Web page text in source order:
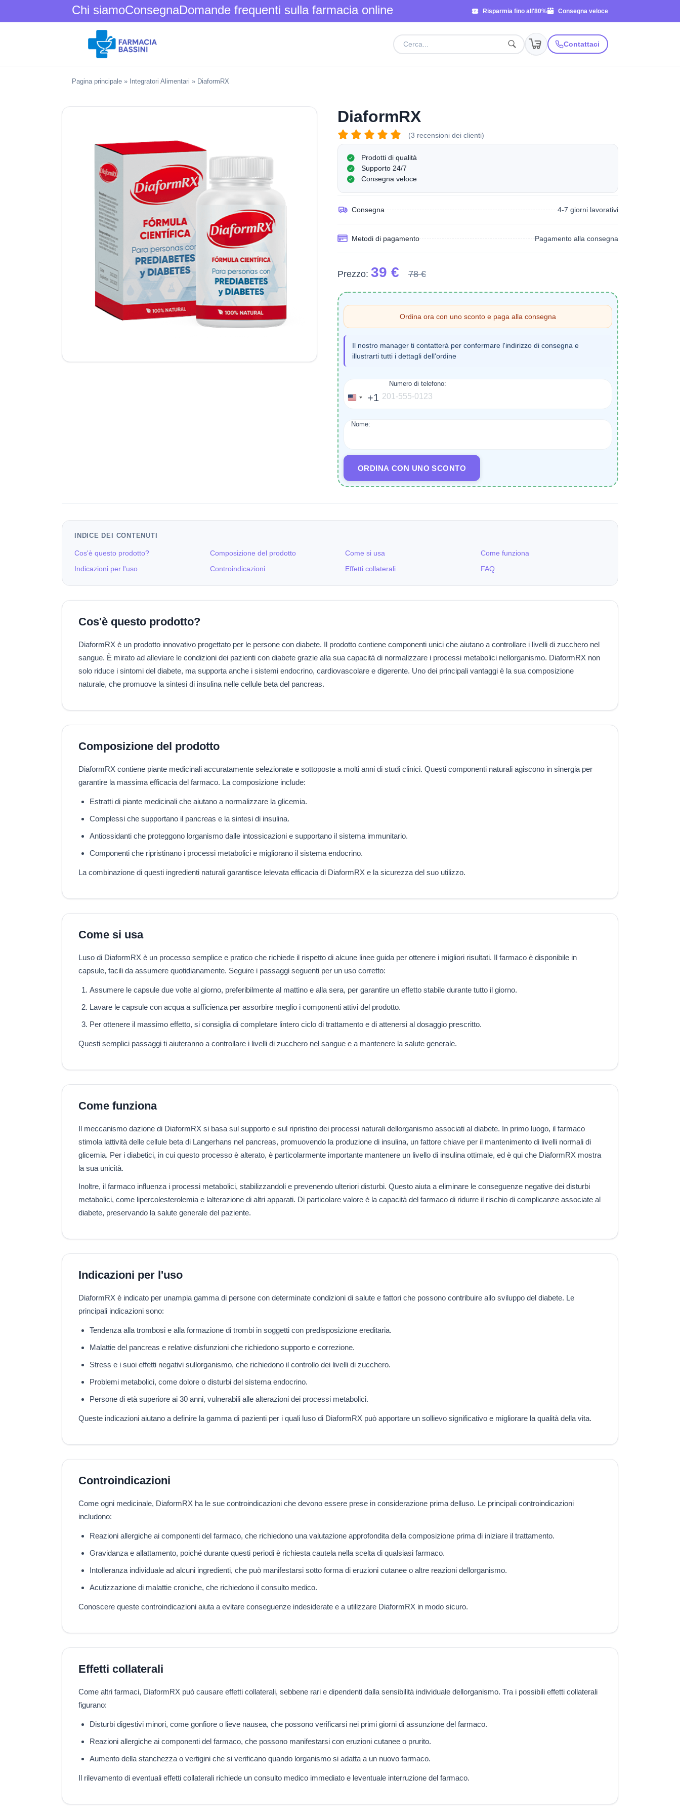
Chi siamoConsegnaDomande frequenti sulla farmacia online Risparmia fino all'80% Consegna veloce
Contattaci
Pagina principale » Integratori Alimentari » DiaformRX
DiaformRX
(3 recensioni dei clienti)
Prodotti di qualità
Supporto 24/7
Consegna veloce
Consegna 4-7 giorni lavorativi
Metodi di pagamento Pagamento alla consegna
Prezzo: 39 € 78 €
Ordina ora con uno sconto e paga alla consegna
Il nostro manager ti contatterà per confermare l'indirizzo di consegna e
illustrarti tutti i dettagli dell'ordine
Numero di telefono:
United
+1
+1
Nome:
ORDINA CON UNO SCONTO
INDICE DEI CONTENUTI
Cos'è questo prodotto? Composizione del prodotto Come si usa
Come funziona
Indicazioni per l'uso
Controindicazioni Effetti collaterali FAQ
Cos'è questo prodotto?
DiaformRX è un prodotto innovativo progettato per le persone con diabete. Il prodotto contiene componenti unici che aiutano a controllare i livelli di zucchero nel
sangue. È mirato ad alleviare le condizioni dei pazienti con diabete grazie alla sua capacità di normalizzare i processi metabolici nellorganismo. DiaformRX non
solo riduce i sintomi del diabete, ma supporta anche i sistemi endocrino, cardiovascolare e digerente. Uno dei principali vantaggi è la sua composizione
naturale, che promuove la sintesi di insulina nelle cellule beta del pancreas.
Composizione del prodotto
DiaformRX contiene piante medicinali accuratamente selezionate e sottoposte a molti anni di studi clinici. Questi componenti naturali agiscono in sinergia per
garantire la massima efficacia del farmaco. La composizione include:
Estratti di piante medicinali che aiutano a normalizzare la glicemia.
Complessi che supportano il pancreas e la sintesi di insulina.
Antiossidanti che proteggono lorganismo dalle intossicazioni e supportano il sistema immunitario.
Componenti che ripristinano i processi metabolici e migliorano il sistema endocrino.
La combinazione di questi ingredienti naturali garantisce lelevata efficacia di DiaformRX e la sicurezza del suo utilizzo.
Come si usa
Luso di DiaformRX è un processo semplice e pratico che richiede il rispetto di alcune linee guida per ottenere i migliori risultati. Il farmaco è disponibile in
capsule, facili da assumere quotidianamente. Seguire i passaggi seguenti per un uso corretto:
Assumere le capsule due volte al giorno, preferibilmente al mattino e alla sera, per garantire un effetto stabile durante tutto il giorno.
Lavare le capsule con acqua a sufficienza per assorbire meglio i componenti attivi del prodotto.
Per ottenere il massimo effetto, si consiglia di completare lintero ciclo di trattamento e di attenersi al dosaggio prescritto.
Questi semplici passaggi ti aiuteranno a controllare i livelli di zucchero nel sangue e a mantenere la salute generale.
Come funziona
Il meccanismo dazione di DiaformRX si basa sul supporto e sul ripristino dei processi naturali dellorganismo associati al diabete. In primo luogo, il farmaco
stimola lattività delle cellule beta di Langerhans nel pancreas, promuovendo la produzione di insulina, un fattore chiave per il mantenimento di livelli normali di
glicemia. Per i diabetici, in cui questo processo è alterato, è particolarmente importante mantenere un livello di insulina ottimale, ed è qui che DiaformRX mostra
la sua unicità.
Inoltre, il farmaco influenza i processi metabolici, stabilizzandoli e prevenendo ulteriori disturbi. Questo aiuta a eliminare le conseguenze negative dei disturbi
metabolici, come lipercolesterolemia e lalterazione di altri apparati. Di particolare valore è la capacità del farmaco di ridurre il rischio di complicanze associate al
diabete, preservando la salute generale del paziente.
Indicazioni per l'uso
DiaformRX è indicato per unampia gamma di persone con determinate condizioni di salute e fattori che possono contribuire allo sviluppo del diabete. Le
principali indicazioni sono:
Tendenza alla trombosi e alla formazione di trombi in soggetti con predisposizione ereditaria.
Malattie del pancreas e relative disfunzioni che richiedono supporto e correzione.
Stress e i suoi effetti negativi sullorganismo, che richiedono il controllo dei livelli di zucchero.
Problemi metabolici, come dolore o disturbi del sistema endocrino.
Persone di età superiore ai 30 anni, vulnerabili alle alterazioni dei processi metabolici.
Queste indicazioni aiutano a definire la gamma di pazienti per i quali luso di DiaformRX può apportare un sollievo significativo e migliorare la qualità della vita.
Controindicazioni
Come ogni medicinale, DiaformRX ha le sue controindicazioni che devono essere prese in considerazione prima delluso. Le principali controindicazioni
includono:
Reazioni allergiche ai componenti del farmaco, che richiedono una valutazione approfondita della composizione prima di iniziare il trattamento.
Gravidanza e allattamento, poiché durante questi periodi è richiesta cautela nella scelta di qualsiasi farmaco.
Intolleranza individuale ad alcuni ingredienti, che può manifestarsi sotto forma di eruzioni cutanee o altre reazioni dellorganismo.
Acutizzazione di malattie croniche, che richiedono il consulto medico.
Conoscere queste controindicazioni aiuta a evitare conseguenze indesiderate e a utilizzare DiaformRX in modo sicuro.
Effetti collaterali
Come altri farmaci, DiaformRX può causare effetti collaterali, sebbene rari e dipendenti dalla sensibilità individuale dellorganismo. Tra i possibili effetti collaterali
figurano:
Disturbi digestivi minori, come gonfiore o lieve nausea, che possono verificarsi nei primi giorni di assunzione del farmaco.
Reazioni allergiche ai componenti del farmaco, che possono manifestarsi con eruzioni cutanee o prurito.
Aumento della stanchezza o vertigini che si verificano quando lorganismo si adatta a un nuovo farmaco.
Il rilevamento di eventuali effetti collaterali richiede un consulto medico immediato e leventuale interruzione del farmaco.